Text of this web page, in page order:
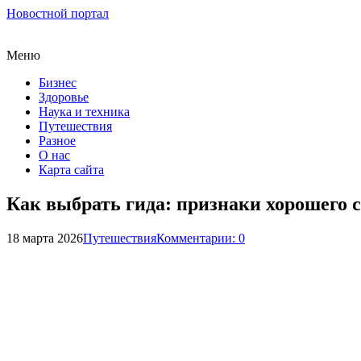
Новостной портал
Меню
Бизнес
Здоровье
Наука и техника
Путешествия
Разное
О нас
Карта сайта
Как выбрать гида: признаки хорошего
18 марта 2026ПутешествияКомментарии: 0